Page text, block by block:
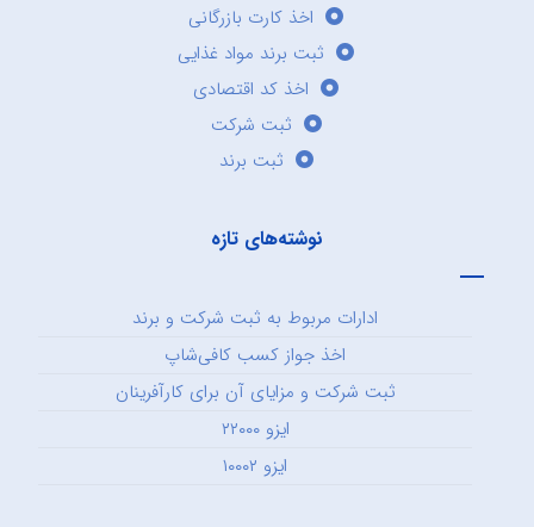
اخذ کارت بازرگانی
ثبت برند مواد غذایی
اخذ کد اقتصادی
ثبت شرکت
ثبت برند
نوشته‌های تازه
ادارات مربوط به ثبت شرکت و برند
اخذ جواز کسب کافی‌شاپ
ثبت شرکت و مزایای آن برای کارآفرینان
ایزو ۲۲۰۰۰
ایزو ۱۰۰۰۲